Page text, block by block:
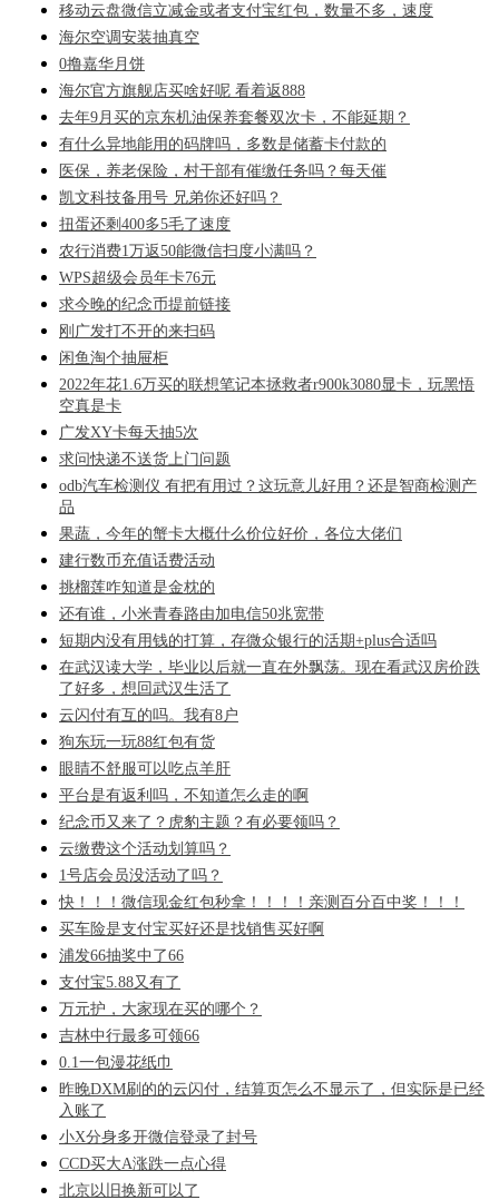
移动云盘微信立减金或者支付宝红包，数量不多，速度
海尔空调安装抽真空
0撸嘉华月饼
海尔官方旗舰店买啥好呢 看着返888
去年9月买的京东机油保养套餐双次卡，不能延期？
有什么异地能用的码牌吗，多数是储蓄卡付款的
医保，养老保险，村干部有催缴任务吗？每天催
凯文科技备用号 兄弟你还好吗？
扭蛋还剩400多5毛了速度
农行消费1万返50能微信扫度小满吗？
WPS超级会员年卡76元
求今晚的纪念币提前链接
刚广发打不开的来扫码
闲鱼淘个抽屉柜
2022年花1.6万买的联想笔记本拯救者r900k3080显卡，玩黑悟
空真是卡
广发XY卡每天抽5次
求问快递不送货上门问题
odb汽车检测仪 有把有用过？这玩意儿好用？还是智商检测产
品
果蔬，今年的蟹卡大概什么价位好价，各位大佬们
建行数币充值话费活动
挑榴莲咋知道是金枕的
还有谁，小米青春路由加电信50兆宽带
短期内没有用钱的打算，存微众银行的活期+plus合适吗
在武汉读大学，毕业以后就一直在外飘荡。现在看武汉房价跌
了好多，想回武汉生活了
云闪付有互的吗。我有8户
狗东玩一玩88红包有货
眼睛不舒服可以吃点羊肝
平台是有返利吗，不知道怎么走的啊
纪念币又来了？虎豹主题？有必要领吗？
云缴费这个活动划算吗？
1号店会员没活动了吗？
快！！！微信现金红包秒拿！！！！亲测百分百中奖！！！
买车险是支付宝买好还是找销售买好啊
浦发66抽奖中了66
支付宝5.88又有了
万元护，大家现在买的哪个？
吉林中行最多可领66
0.1一包漫花纸巾
昨晚DXM刷的的云闪付，结算页怎么不显示了，但实际是已经
入账了
小X分身多开微信登录了封号
CCD买大A涨跌一点心得
北京以旧换新可以了